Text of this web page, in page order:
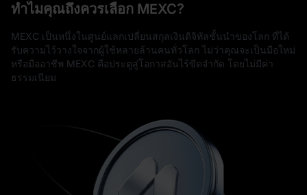
ทำไมคุณถึงควรเลือก MEXC?
MEXC เป็นหนึ่งในศูนย์แลกเปลี่ยนสกุลเงินดิจิทัลชั้นนำของโลก ที่ได้
รับความไว้วางใจจากผู้ใช้หลายล้านคนทั่วโลก ไม่ว่าคุณจะเป็นมือใหม่
หรือมืออาชีพ MEXC คือประตูสู่โอกาสอันไร้ขีดจำกัด โดยไม่มีค่า
ธรรมเนียม